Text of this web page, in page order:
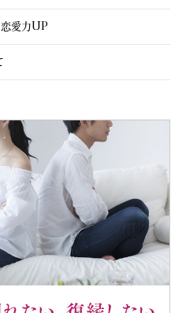
恋愛力UP